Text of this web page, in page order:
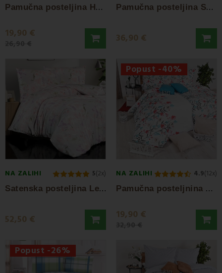
P
amučna posteljina Hali EMI
19,90 €
P
amučna posteljina Serena EMI
36,90 €
NA ZALIHI 5(2x)
S
atenska posteljina Leticia EMI
52,50 €
Popust -40%
NA ZALIHI 4.9(12x)
P
amučna posteljnina Nice EMI
19,90 €
Popust -26%